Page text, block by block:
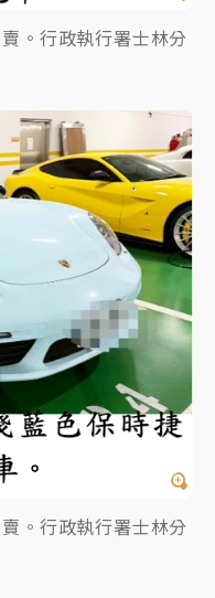
。行政執行署士林分
。行政執行署士林分